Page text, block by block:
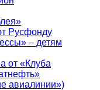
Русфонду
– детям
от «Клуба
авиалинии»)